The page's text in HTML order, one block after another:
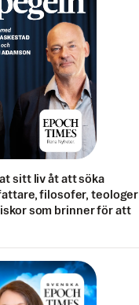
sitt liv åt att söka
filosofer, teologer
som brinner för att